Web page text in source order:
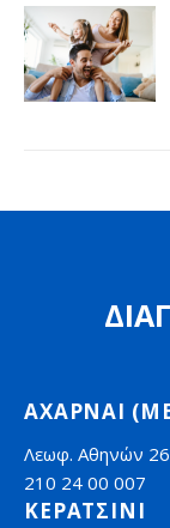
ΑΧΑΡΝΑΙ
Λεωφ. Αθηνών
210 24 00 007
ΚΕΡΑΤΣΙΝΙ